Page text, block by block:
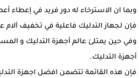
وبما ان الاسترخاء له دور فريد في
فإن لجهاز التدليك فاعلية في تخفيف
وفي حين يمتلئ عالم أجهزة التدليك و
أجهزة التدليك.
فإن هذه القائمة تتضمن افضل اجهزة